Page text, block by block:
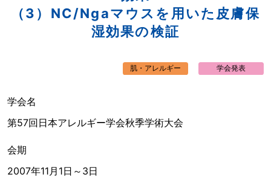
（3）NC/Ngaマウスを用いた皮膚保
湿効果の検証
肌・アレルギー 学会発表
学会名
第57回日本アレルギー学会秋季学術大会
会期
2007年11月1日～3日